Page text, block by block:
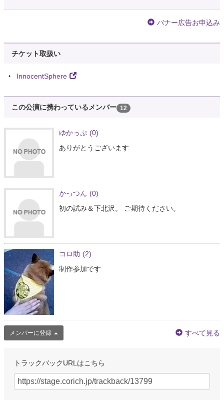
バナー広告お申込み
チケット取扱い
InnocentSphere
この公演に携わっているメンバー 12
ゆかっぷ (0)
ありがとうございます
かっつん (0)
初の試み＆下北沢。 ご期待ください。
コロ助 (2)
制作参加です
メンバーに登録 すべて見る
トラックバックURLはこちら